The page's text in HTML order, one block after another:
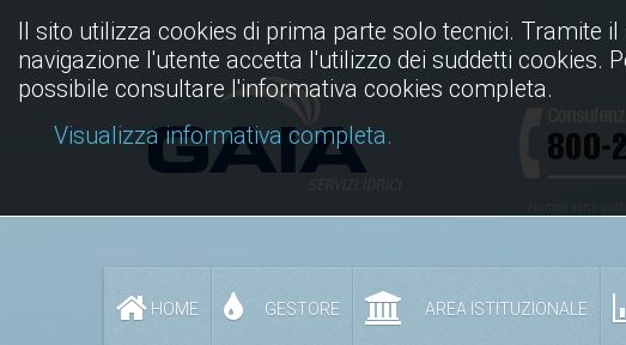
HOME GESTORE AREA ISTITUZIONALE
Il sito utilizza cookies di prima parte solo tecnici. Tramite
navigazione l'utente accetta l'utilizzo dei suddetti cookies.
possibile consultare l'informativa cookies completa.
Visualizza informativa completa.